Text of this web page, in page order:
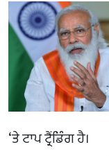
‘ਤੇ ਟਾਪ ਟ੍ਰੈਂਡਿੰਗ ਹੈ।